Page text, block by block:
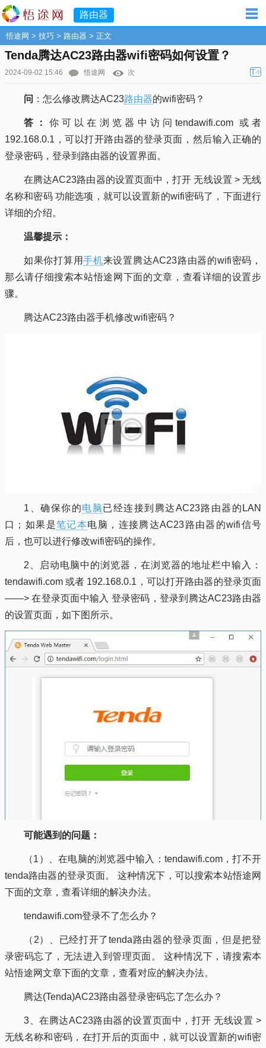
路由器
悟途网 > 技巧 > 路由器 > 正文
Tenda腾达AC23路由器wifi密码如何设置？
2024-09-02 15:46 悟途网 次 T小
问 ：怎么修改腾达AC23路由器的wifi密码？
答： 你可以在浏览器中访问tendawifi.com 或者
192.168.0.1，可以打开路由器的登录页面，然后输入正确的
登录密码，登录到路由器的设置界面。
在腾达AC23路由器的设置页面中，打开 无线设置 > 无线
名称和密码 功能选项，就可以设置新的wifi密码了，下面进行
详细的介绍。
温馨提示：
如果你打算用手机来设置腾达AC23路由器的wifi密码，
那么请仔细搜索本站悟途网下面的文章，查看详细的设置步
骤。
腾达AC23路由器手机修改wifi密码？
1、确保你的电脑已经连接到腾达AC23路由器的LAN
口；如果是笔记本电脑，连接腾达AC23路由器的wifi信号
后，也可以进行修改wifi密码的操作。
2、启动电脑中的浏览器，在浏览器的地址栏中输入：
tendawifi.com 或者 192.168.0.1，可以打开路由器的登录页面
——> 在登录页面中输入 登录密码，登录到腾达AC23路由器
的设置页面，如下图所示。
可能遇到的问题：
（1）、在电脑的浏览器中输入：tendawifi.com，打不开
tenda路由器的登录页面。 这种情况下，可以搜索本站悟途网
下面的文章，查看详细的解决办法。
tendawifi.com登录不了怎么办？
（2）、已经打开了tenda路由器的登录页面，但是把登
录密码忘了，无法进入到管理页面。 这种情况下，请搜索本
站悟途网文章下面的文章，查看对应的解决办法。
腾达(Tenda)AC23路由器登录密码忘了怎么办？
3、在腾达AC23路由器的设置页面中，打开 无线设置 >
无线名称和密码，在打开后的页面中，就可以设置新的wifi密